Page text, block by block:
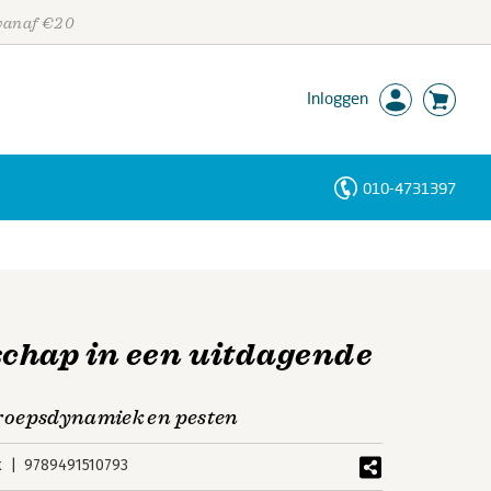
€20
Inloggen
010-4731397
in een uitdagende
en pesten
9789491510793
Personen